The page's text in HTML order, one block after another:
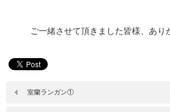
ご一緒させて頂きました皆様、あり
室蘭ランガン①